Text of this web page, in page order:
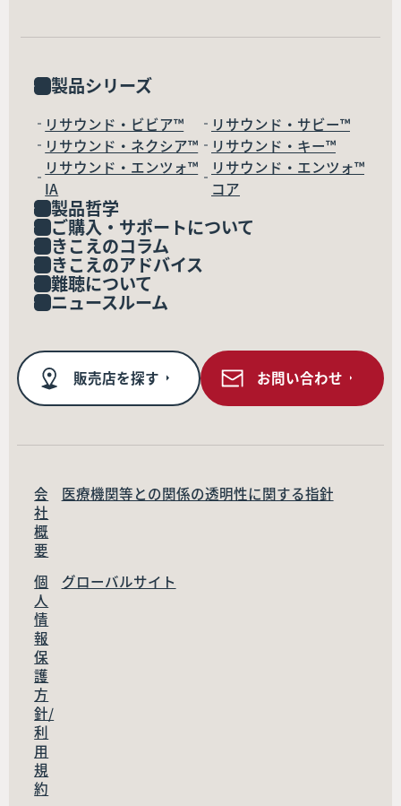
製品シリーズ
リサウンド・ビビア™
リサウンド・サビー™
リサウンド・ネクシア™
リサウンド・キー™
リサウンド・エンツォ™
IA
リサウンド・エンツォ™
コア
製品哲学
ご購入・サポートについて
きこえのコラム
きこえのアドバイス
難聴について
ニュースルーム
販売店を探す お問い合わせ
会
社
概
要
医療機関等との関係の透明性に関する指針
個
人
情
報
保
護
方
針/
利
用
規
約
グローバルサイト